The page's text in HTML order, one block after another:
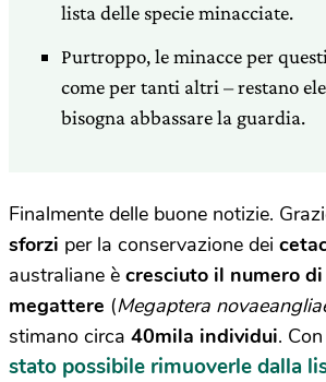
lista delle specie minacciate.
Purtroppo, le minacce per
come per tanti altri – restano
bisogna abbassare la guardia.
Finalmente delle buone notizie.
sforzi per la conservazione dei
australiane è cresciuto il numero di
megattere (Megaptera
stimano circa 40mila individui.
stato possibile rimuoverle dalla